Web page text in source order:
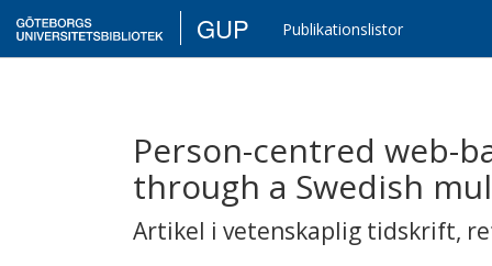
GUP Publikationslistor
Person-centred web-
through a Swedish
Artikel i vetenskaplig tidskrift,